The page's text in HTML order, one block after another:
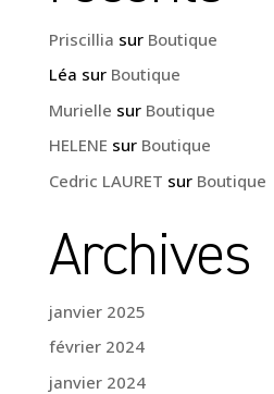
Priscillia sur Boutique
Léa sur Boutique
Murielle sur Boutique
HELENE sur Boutique
Cedric LAURET sur Boutique
Archives
janvier 2025
février 2024
janvier 2024